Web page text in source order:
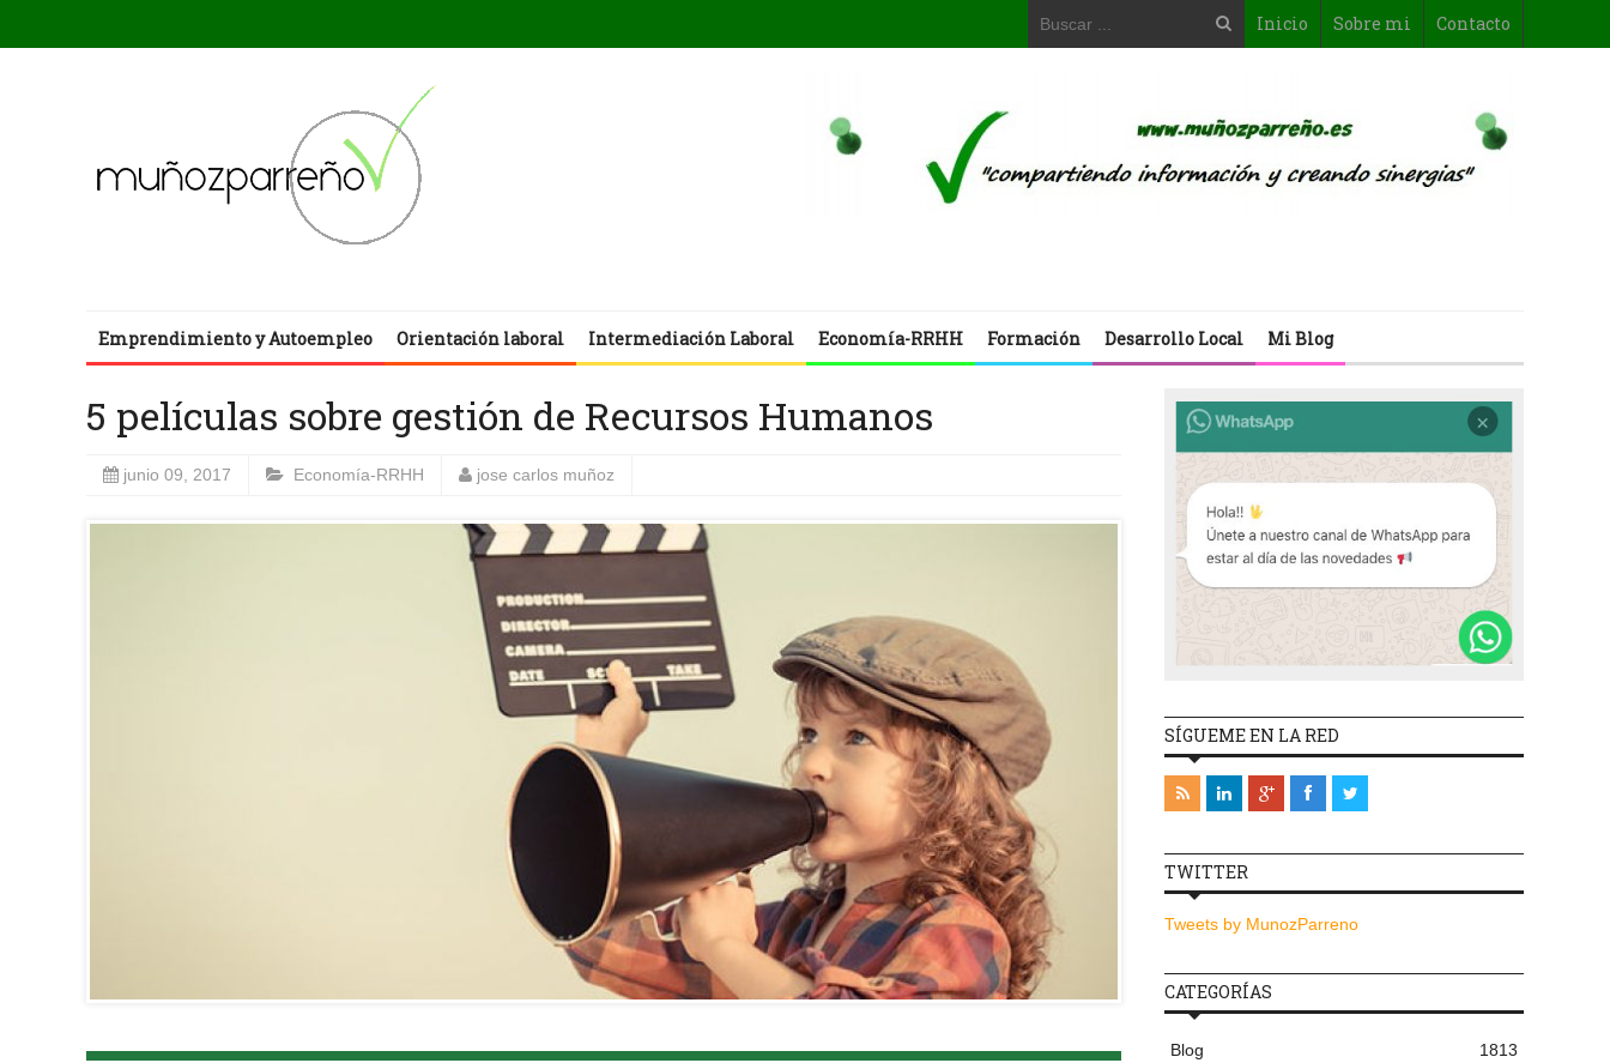
Inicio Sobre mi Contacto
Emprendimiento y Autoempleo Orientación laboral Intermediación Laboral Economía-RRHH Formación Desarrollo Local Mi Blog
5 películas sobre gestión de Recursos Humanos
junio 09, 2017 Economía-RRHH jose carlos muñoz
SÍGUEME EN LA RED
TWITTER
Tweets by MunozParreno
CATEGORÍAS
Blog
1813